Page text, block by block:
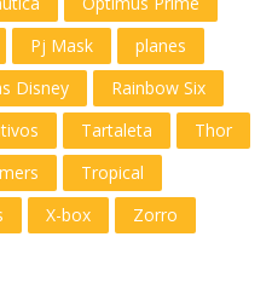
Pj Mask
planes
Disney
Rainbow Six
Tartaleta
Thor
Tropical
X-box Zorro